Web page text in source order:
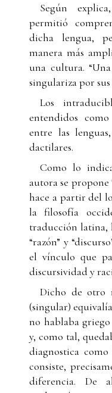
Según
permitió
dicha lengua,
manera más
una cultura.
singulariza por
Los
entendidos
entre las
dactilares.
Como lo
autora se
hace a partir del
la filosofía
traducción latina,
“razón” y
el vínculo que
discursividad y
Dicho de otro
(singular)
no hablaba
y, como tal,
diagnostica
consiste,
diferencia. De